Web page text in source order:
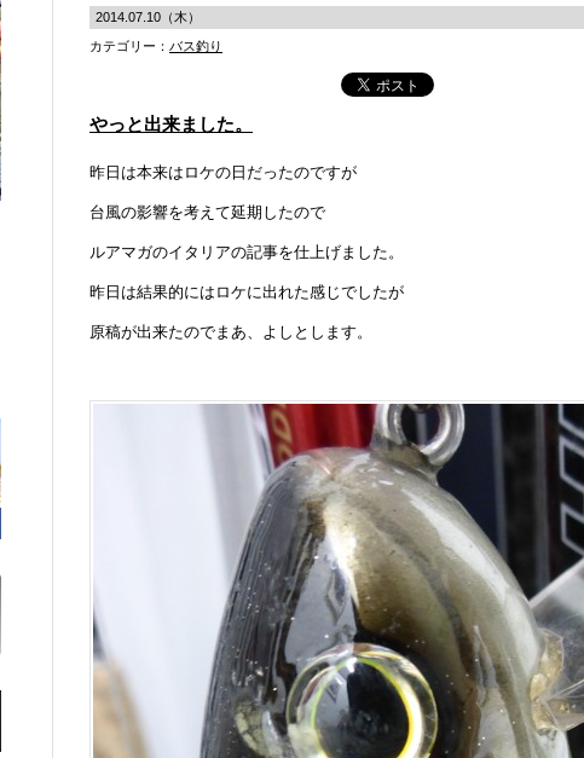
2014.07.10（木）
カテゴリー： バス釣り
やっと出来ました。
昨日は本来はロケの日だったのですが
台風の影響を考えて延期したので
ルアマガのイタリアの記事を仕上げました。
昨日は結果的にはロケに出れた感じでしたが
原稿が出来たのでまあ、よしとします。